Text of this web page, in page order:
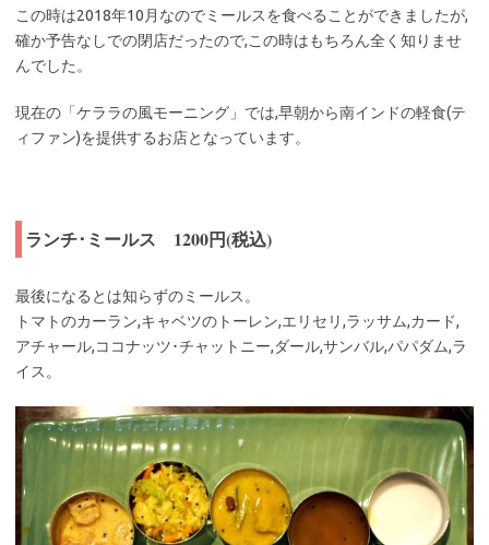
この時は2018年10月なのでミールスを食べることができましたが,
確か予告なしでの閉店だったので,この時はもちろん全く知りませ
んでした。
現在の「ケララの風モーニング」では,早朝から南インドの軽食(テ
ィファン)を提供するお店となっています。
ランチ･ミールス 1200円(税込)
最後になるとは知らずのミールス。
トマトのカーラン,キャベツのトーレン,エリセリ,ラッサム,カード,
アチャール,ココナッツ･チャットニー,ダール,サンバル,パパダム,ラ
イス。